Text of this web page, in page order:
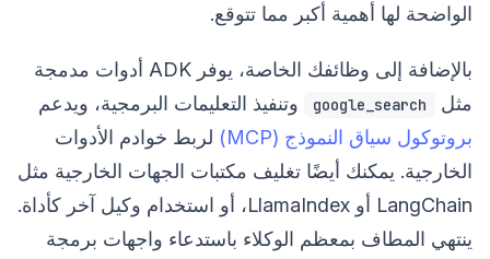
الواضحة لها أهمية أكبر مما تتوقع.
بالإضافة إلى وظائفك الخاصة، يوفر ADK أدوات مدمجة
مثل
google_search
وتنفيذ التعليمات البرمجية، ويدعم
بروتوكول سياق النموذج (MCP)
لربط خوادم الأدوات
الخارجية. يمكنك أيضًا تغليف مكتبات الجهات الخارجية مثل
LangChain أو LlamaIndex، أو استخدام وكيل آخر كأداة.
ينتهي المطاف بمعظم الوكلاء باستدعاء واجهات برمجة